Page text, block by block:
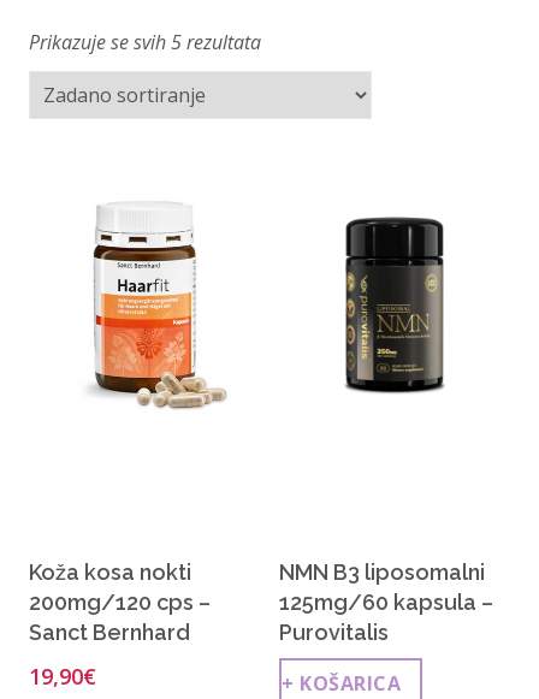
Prikazuje se svih 5 rezultata
Koža kosa nokti
200mg/120 cps –
Sanct Bernhard
19,90€
NMN B3 liposomalni
125mg/60 kapsula –
Purovitalis
+ KOŠARICA